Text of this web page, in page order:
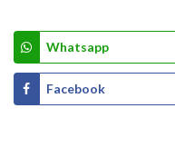
Whatsapp
Facebook